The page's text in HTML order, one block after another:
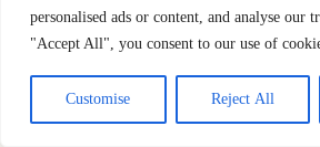
personalised ads or content, and analyse
"Accept All", you consent to our use of
Customise Reject All
Commande passée il y a
les-Bains➜ Plus que